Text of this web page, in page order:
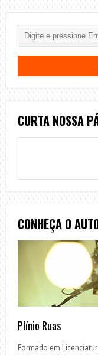
CURTA NOSSA
CONHEÇA O
Plínio Ruas
Formado em